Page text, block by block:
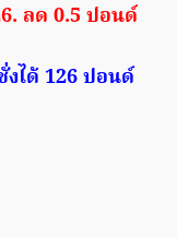
ลด 0.5 ปอนด์
ได้ 126 ปอนด์